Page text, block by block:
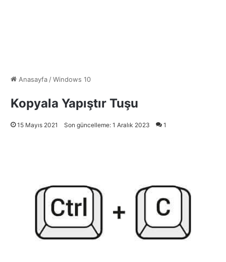
Anasayfa/Windows 10
Kopyala Yapıştır Tuşu
15 Mayıs 2021 Son güncelleme: 1 Aralık 2023 1